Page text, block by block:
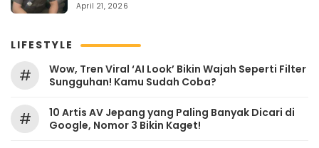
April 21, 2026
LIFESTYLE
#
Wow, Tren Viral ‘AI Look’ Bikin Wajah Seperti Filter
Sungguhan! Kamu Sudah Coba?
#
10 Artis AV Jepang yang Paling Banyak Dicari di
Google, Nomor 3 Bikin Kaget!